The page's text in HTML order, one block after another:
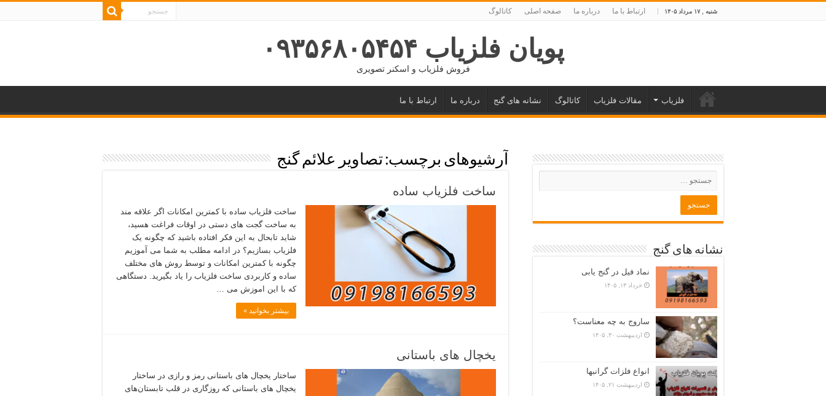
شنبه , ۱۷ مرداد ۱۴۰۵ ارتباط با ما درباره ما صفحه اصلی کاتالوگ
پویان فلزیاب ۰۹۳۵۶۸۰۵۴۵۴
فروش فلزیاب و اسکنر تصویری
فلزیاب مقالات فلزیاب کاتالوگ نشانه های گنج درباره ما ارتباط با ما
آرشیوهای برچسب:تصاویر علائم گنج
ساخت فلزیاب ساده
ساخت فلزیاب ساده با کمترین امکانات اگر علاقه مند
به ساخت گجت های دستی در اوقات فراغت هسید،
شاید تابحال به این فکر افتاده باشید که چگونه یک
فلزیاب بسازیم؟ در ادامه مطلب به شما می آموزیم
چگونه با کمترین امکانات و توسط روش های مختلف
ساده و کاربردی ساخت فلزیاب را یاد بگیرید. دستگاهی
که با این اموزش می …
بیشتر بخوانید »
یخچال های باستانی
ساختار یخچال های باستانی رمز و رازی در ساختار
یخچال های باستانی که روزگاری در قلب تابستان‌های
نشانه های گنج
نماد فیل در گنج یابی
خرداد ۱۳, ۱۴۰۵
ساروج به چه معناست؟
اردیبهشت ۳۰, ۱۴۰۵
انواع فلزات گرانبها
اردیبهشت ۲۱, ۱۴۰۵